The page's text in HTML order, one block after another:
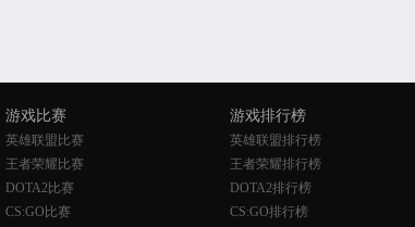
游戏比赛
英雄联盟比赛
王者荣耀比赛
DOTA2比赛
CS:GO比赛
游戏排行榜
英雄联盟排行榜
王者荣耀排行榜
DOTA2排行榜
CS:GO排行榜